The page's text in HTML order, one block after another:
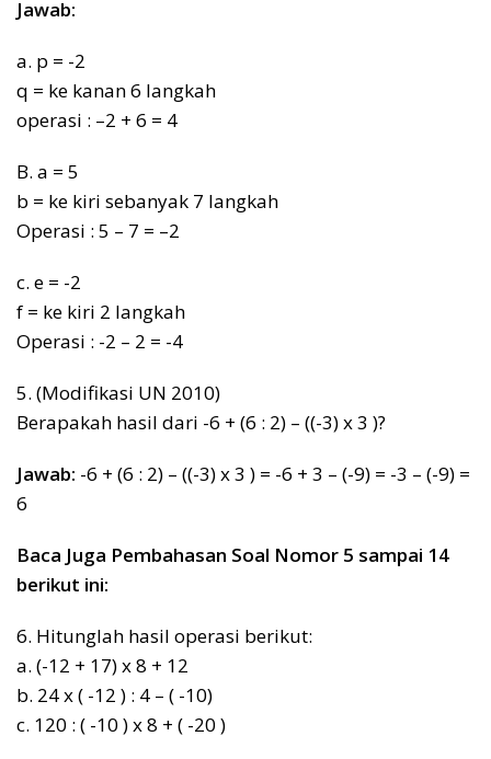
Jawab:
a. p = -2
q = ke kanan 6 langkah
operasi : –2 + 6 = 4
B. a = 5
b = ke kiri sebanyak 7 langkah
Operasi : 5 – 7 = –2
c. e = -2
f = ke kiri 2 langkah
Operasi : -2 – 2 = -4
5. (Modifikasi UN 2010)
Berapakah hasil dari -6 + (6 : 2) – ((-3) x 3 )?
Jawab: -6 + (6 : 2) – ((-3) x 3 ) = -6 + 3 – (-9) = -3 – (-9) =
6
Baca Juga Pembahasan Soal Nomor 5 sampai 14
berikut ini:
6. Hitunglah hasil operasi berikut:
a. (-12 + 17) x 8 + 12
b. 24 x ( -12 ) : 4 – ( -10)
c. 120 : ( -10 ) x 8 + ( -20 )